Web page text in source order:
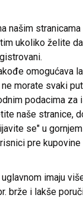
našim
ukoliko želite
omogućava
morate svaki
podacima za
naše stranice,
se" u
pre
imaju
brže i lakše